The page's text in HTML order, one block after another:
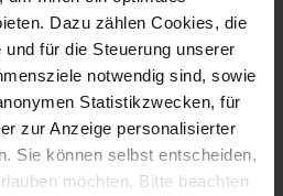
Dazu zählen Cookies, die
für die Steuerung unserer
notwendig sind, sowie
Statistikzwecken, für
zur Anzeige personalisierter
Sie können selbst entscheiden,
möchten. Bitte beachten
USB 2 Typ-A, 1x VGA, 2x USB
3 Typ A
Mehr anzeigen
Nein
1000:1
Höhenverstellbar , Neigbar,